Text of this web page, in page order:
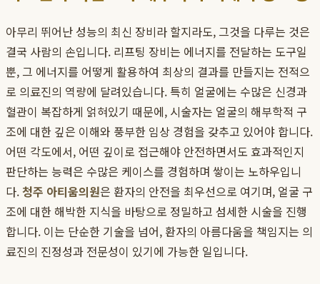
아무리 뛰어난 성능의 최신 장비라 할지라도, 그것을 다루는 것은
결국 사람의 손입니다. 리프팅 장비는 에너지를 전달하는 도구일
뿐, 그 에너지를 어떻게 활용하여 최상의 결과를 만들지는 전적으
로 의료진의 역량에 달려있습니다. 특히 얼굴에는 수많은 신경과
혈관이 복잡하게 얽혀있기 때문에, 시술자는 얼굴의 해부학적 구
조에 대한 깊은 이해와 풍부한 임상 경험을 갖추고 있어야 합니다.
어떤 각도에서, 어떤 깊이로 접근해야 안전하면서도 효과적인지
판단하는 능력은 수많은 케이스를 경험하며 쌓이는 노하우입니
다.청주 아티움의원은 환자의 안전을 최우선으로 여기며, 얼굴 구
조에 대한 해박한 지식을 바탕으로 정밀하고 섬세한 시술을 진행
합니다. 이는 단순한 기술을 넘어, 환자의 아름다움을 책임지는 의
료진의 진정성과 전문성이 있기에 가능한 일입니다.